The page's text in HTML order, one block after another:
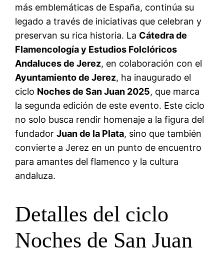
más emblemáticas de España, continúa su
legado a través de iniciativas que celebran y
preservan su rica historia. La Cátedra de
Flamencología y Estudios Folclóricos
Andaluces de Jerez, en colaboración con el
Ayuntamiento de Jerez, ha inaugurado el
ciclo Noches de San Juan 2025, que marca
la segunda edición de este evento. Este ciclo
no solo busca rendir homenaje a la figura del
fundadorJuan de la Plata, sino que también
convierte a Jerez en un punto de encuentro
para amantes del flamenco y la cultura
andaluza.
Detalles del ciclo
Noches de San Juan